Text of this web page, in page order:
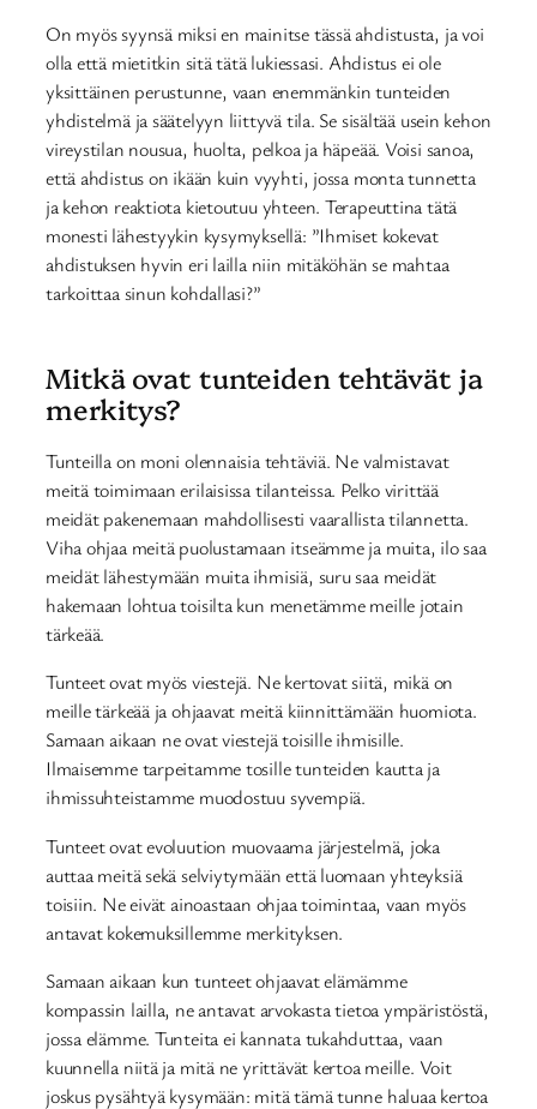
On myös syynsä miksi en mainitse tässä ahdistusta, ja voi
olla että mietitkin sitä tätä lukiessasi. Ahdistus ei ole
yksittäinen perustunne, vaan enemmänkin tunteiden
yhdistelmä ja säätelyyn liittyvä tila. Se sisältää usein kehon
vireystilan nousua, huolta, pelkoa ja häpeää. Voisi sanoa,
että ahdistus on ikään kuin vyyhti, jossa monta tunnetta
ja kehon reaktiota kietoutuu yhteen. Terapeuttina tätä
monesti lähestyykin kysymyksellä: ”Ihmiset kokevat
ahdistuksen hyvin eri lailla niin mitäköhän se mahtaa
tarkoittaa sinun kohdallasi?”
Mitkä ovat tunteiden tehtävät ja
merkitys?
Tunteilla on moni olennaisia tehtäviä. Ne valmistavat
meitä toimimaan erilaisissa tilanteissa. Pelko virittää
meidät pakenemaan mahdollisesti vaarallista tilannetta.
Viha ohjaa meitä puolustamaan itseämme ja muita, ilo saa
meidät lähestymään muita ihmisiä, suru saa meidät
hakemaan lohtua toisilta kun menetämme meille jotain
tärkeää.
Tunteet ovat myös viestejä. Ne kertovat siitä, mikä on
meille tärkeää ja ohjaavat meitä kiinnittämään huomiota.
Samaan aikaan ne ovat viestejä toisille ihmisille.
Ilmaisemme tarpeitamme tosille tunteiden kautta ja
ihmissuhteistamme muodostuu syvempiä.
Tunteet ovat evoluution muovaama järjestelmä, joka
auttaa meitä sekä selviytymään että luomaan yhteyksiä
toisiin. Ne eivät ainoastaan ohjaa toimintaa, vaan myös
antavat kokemuksillemme merkityksen.
Samaan aikaan kun tunteet ohjaavat elämämme
kompassin lailla, ne antavat arvokasta tietoa ympäristöstä,
jossa elämme. Tunteita ei kannata tukahduttaa, vaan
kuunnella niitä ja mitä ne yrittävät kertoa meille. Voit
joskus pysähtyä kysymään: mitä tämä tunne haluaa kertoa